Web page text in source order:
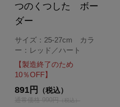
つのくつした ボー
ダー
サイズ：25-27cm カラ
ー：レッド／ハート
【製造終了のため
10％OFF】
891円 （税込）
通常価格 990円（税込）